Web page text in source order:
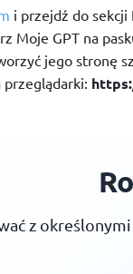
i przejdź do sekcji
Moje GPT na
jego stronę
przeglądarki:
z